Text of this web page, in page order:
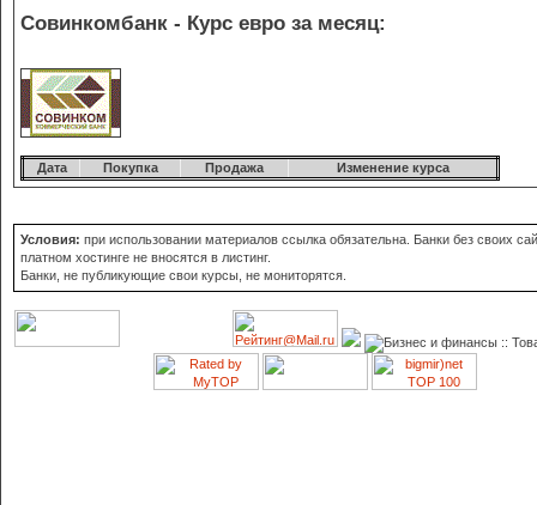
Совинкомбанк - Курс евро за месяц:
Дата Покупка Продажа Изменение курса
Условия: при использовании материалов ссылка обязательна. Банки без своих
платном хостинге не вносятся в листинг.
Банки, не публикующие свои курсы, не мониторятся.